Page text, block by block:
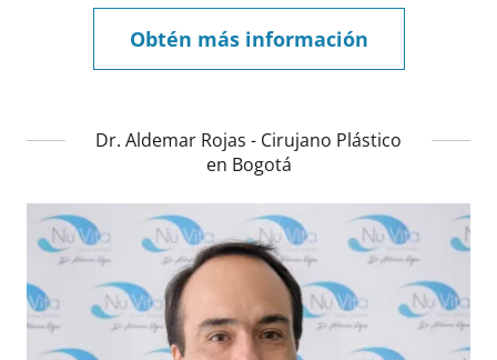
Obtén más información
Dr. Aldemar Rojas - Cirujano Plástico
en Bogotá